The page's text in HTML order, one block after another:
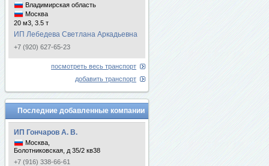
Владимирская область
Москва
20 м3, 3.5 т
ИП Лебедева Светлана Аркадьевна
+7 (920) 627-65-23
посмотреть весь транспорт
добавить транспорт
Последние добавленные компании
ИП Гончаров А. В.
Москва,
Болотниковская, д 35/2 кв38
+7 (916) 338-66-61